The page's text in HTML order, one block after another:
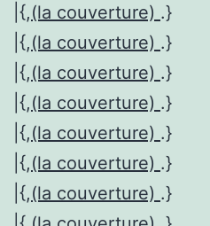
|{,(la couverture) .}
|{,(la couverture) .}
|{,(la couverture) .}
|{,(la couverture) .}
|{,(la couverture) .}
|{,(la couverture) .}
|{,(la couverture) .}